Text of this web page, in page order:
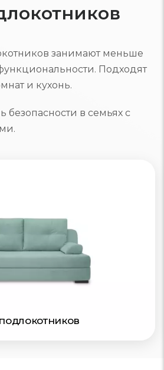
занимают меньше
Подходят
и кухонь.
в семьях с